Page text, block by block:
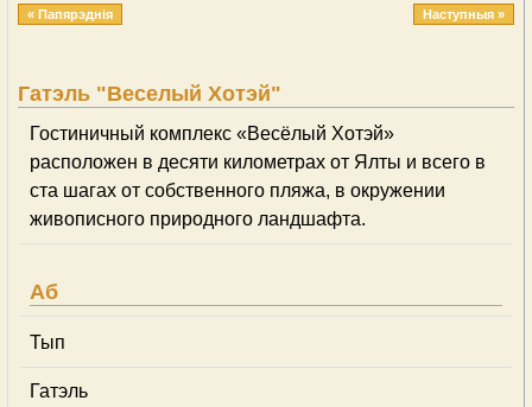
« Папярэднія Наступныя »
Гатэль "Веселый Хотэй"
Гостиничный комплекс «Весёлый Хотэй»
расположен в десяти километрах от Ялты и всего в
ста шагах от собственного пляжа, в окружении
живописного природного ландшафта.
Аб
Тып
Гатэль